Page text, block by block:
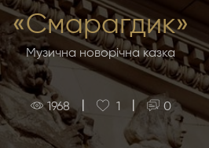
«Смарагдик»
Музична новорічна казка
1968 1 0